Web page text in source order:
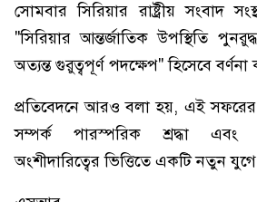
সোমবার সিরিয়ার রাষ্ট্রীয় সংবাদ
"সিরিয়ার আন্তর্জাতিক উপস্থিতি
অত্যন্ত গুরুত্বপূর্ণ পদক্ষেপ" হিসেবে বর্ণনা
প্রতিবেদনে আরও বলা হয়, এই সফরের
সম্পর্ক পারস্পরিক শ্রদ্ধা এবং
অংশীদারিত্বের ভিত্তিতে একটি নতুন